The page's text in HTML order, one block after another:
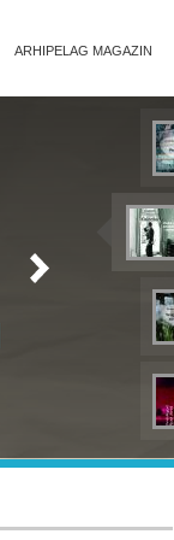
ARHIPELAG MAGAZIN